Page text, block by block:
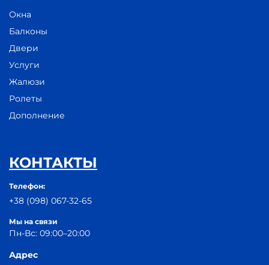
Окна
Балконы
Двери
Услуги
Жалюзи
Ролеты
Дополнение
КОНТАКТЫ
Телефон:
+38 (098) 067-32-65
Мы на связи
Пн-Вс: 09:00–20:00
Адрес